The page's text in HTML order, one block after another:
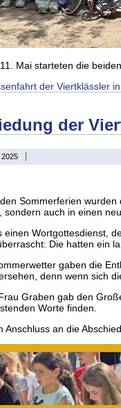
Mai starteten die
der Viertklässler
der
Sommerferien
sondern auch in einen
einen Wortgottesdienst,
Die hatten ein
gaben die
denn wenn sich
Graben gab den
Worte finden.
Anschluss an die